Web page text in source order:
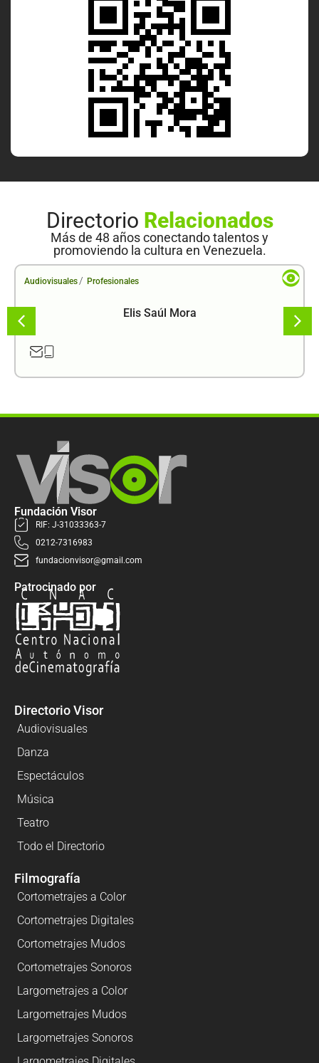
Directorio Relacionados
Más de 48 años conectando talentos y
promoviendo la cultura en Venezuela.
Audiovisuales / Profesionales
Elis Saúl Mora
Fundación Visor
RIF: J-31033363-7
0212-7316983
fundacionvisor@gmail.com
Patrocinado por
Directorio Visor
Audiovisuales
Danza
Espectáculos
Música
Teatro
Todo el Directorio
Filmografía
Cortometrajes a Color
Cortometrajes Digitales
Cortometrajes Mudos
Cortometrajes Sonoros
Largometrajes a Color
Largometrajes Mudos
Largometrajes Sonoros